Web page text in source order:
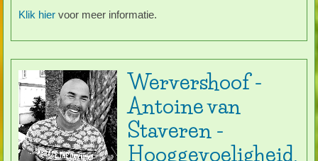
Klik hier voor meer informatie.
Wervershoof -
Antoine van
Staveren -
Hooggevoeligheid,